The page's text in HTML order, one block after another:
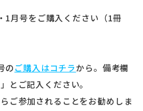
月号をご購入ください（1冊
の ご購入はコチラから。備考欄
とご記入ください。
ご参加されることをお勧めしま